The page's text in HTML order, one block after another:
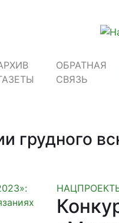
ОБРАТНАЯ
СВЯЗЬ
грудного